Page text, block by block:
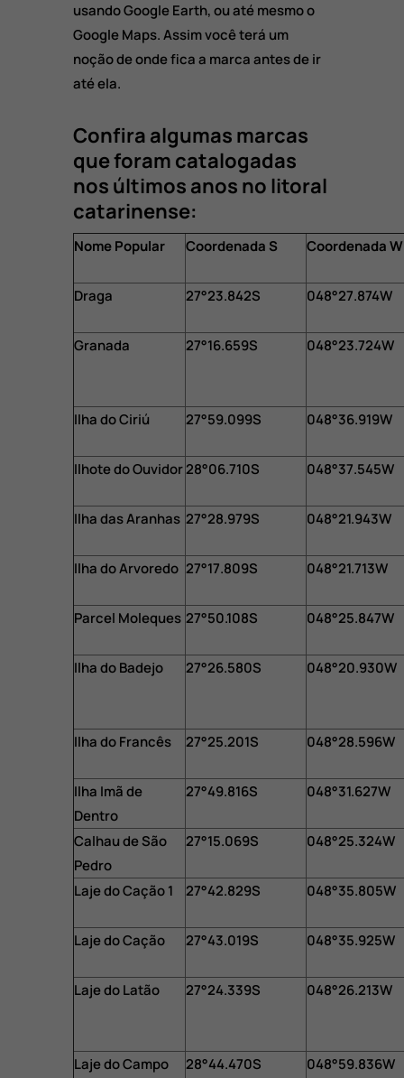
usando Google Earth, ou até mesmo o
Google Maps. Assim você terá um
noção de onde fica a marca antes de ir
até ela.
Confira algumas marcas
que foram catalogadas
nos últimos anos no litoral
catarinense:
Nome Popular Coordenada S Coordenada W
Draga 27°23.842S 048°27.874W
Granada 27°16.659S 048°23.724W
Ilha do Ciriú 27°59.099S 048°36.919W
Ilhote do Ouvidor28°06.710S 048°37.545W
Ilha das Aranhas 27°28.979S 048°21.943W
Ilha do Arvoredo 27°17.809S 048°21.713W
Parcel Moleques 27°50.108S 048°25.847W
Ilha do Badejo 27°26.580S 048°20.930W
Ilha do Francês 27°25.201S 048°28.596W
Ilha Imã de
Dentro
27°49.816S 048°31.627W
Calhau de São
Pedro
27°15.069S 048°25.324W
Laje do Cação 1 27°42.829S 048°35.805W
Laje do Cação 27°43.019S 048°35.925W
Laje do Latão 27°24.339S 048°26.213W
Laje do Campo
28°44.470S 048°59.836W